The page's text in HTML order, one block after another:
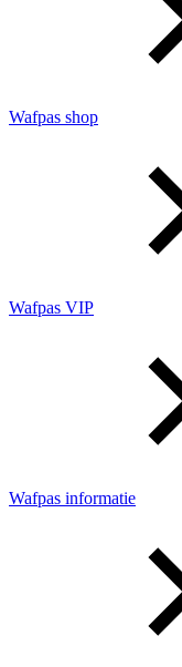
Wafpas shop
Wafpas VIP
Wafpas informatie